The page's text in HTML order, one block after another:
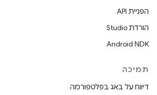
הפניית API
הורדת Studio
Android NDK
תמיכה
דיווח על באג בפלטפורמה